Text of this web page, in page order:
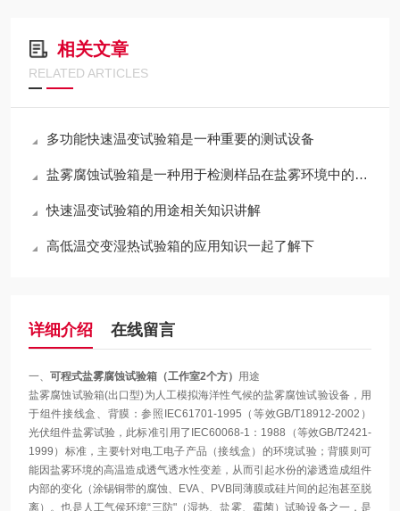
相关文章
RELATED ARTICLES
多功能快速温变试验箱是一种重要的测试设备
盐雾腐蚀试验箱是一种用于检测样品在盐雾环境中的腐蚀性能的设备
快速温变试验箱的用途相关知识讲解
高低温交变湿热试验箱的应用知识一起了解下
详细介绍 在线留言
一、 可程式盐雾腐蚀试验箱（工作室2个方） 用途
盐雾腐蚀试验箱(出口型)为人工模拟海洋性气候的盐雾腐蚀试验设备，用
于组件接线盒、背膜：参照IEC61701-1995（等效GB/T18912-2002）
光伏组件盐雾试验，此标准引用了IEC60068-1：1988（等效GB/T2421-
1999）标准，主要针对电工电子产品（接线盒）的环境试验；背膜则可
能因盐雾环境的高温造成透气透水性变差，从而引起水份的渗透造成组件
内部的变化（涂锡铜带的腐蚀、EVA、PVB同薄膜或硅片间的起泡甚至脱
离）。也是人工气侯环境“三防"（湿热、盐雾、霉菌）试验设备之一，是